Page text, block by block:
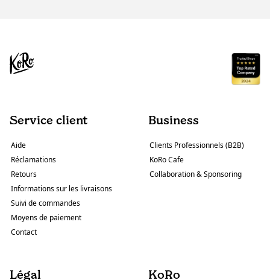
Service client
Aide
Réclamations
Retours
Informations sur les livraisons
Suivi de commandes
Moyens de paiement
Contact
Business
Clients Professionnels (B2B)
KoRo Cafe
Collaboration & Sponsoring
Légal KoRo